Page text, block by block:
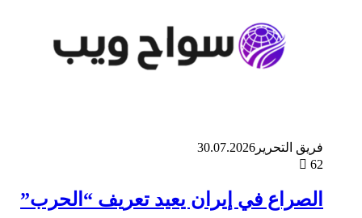
فريق التحرير 30.07.2026
62
الصراع في إيران يعيد تعريف “الحرب”